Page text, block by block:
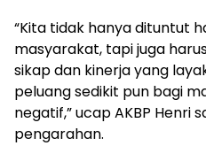
“Kita tidak hanya dituntut
masyarakat, tapi juga
sikap dan kinerja yang
peluang sedikit pun bagi
negatif,” ucap AKBP Henri
pengarahan.